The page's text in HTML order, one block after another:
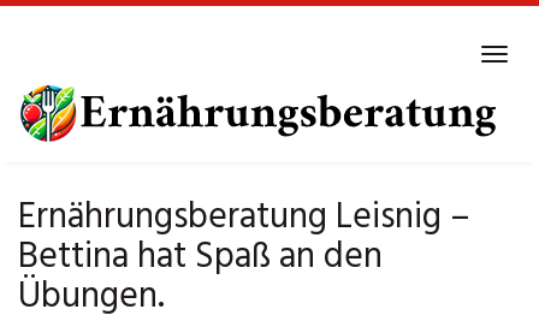
main
content
Ernährungsberatung Leisnig –
Bettina hat Spaß an den
Übungen.